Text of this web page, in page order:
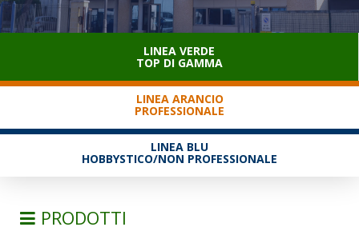
SERVIZIO CLIENTI
LINEA VERDE
TOP DI GAMMA
LINEA ARANCIO
PROFESSIONALE
LINEA BLU
HOBBYSTICO/NON PROFESSIONALE
PRODOTTI